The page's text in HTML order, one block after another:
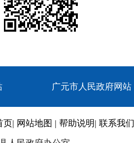
广元市人民政府网站
页| 网站地图 | 帮助说明 | 联系我们